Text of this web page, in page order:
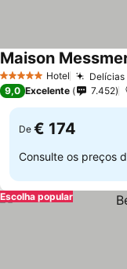
5 Estrelas Hotel Delícias
Maison
9,0 Excelente 7.452
De € 174
Consulte os preços
Escolha popular